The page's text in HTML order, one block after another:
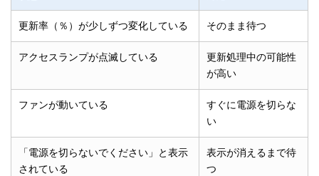
更新率（％）が少しずつ変化している そのまま待つ
アクセスランプが点滅している
更新処理中の可能性
が高い
ファンが動いている
すぐに電源を切らな
い
「電源を切らないでください」と表示
されている
表示が消えるまで待
つ